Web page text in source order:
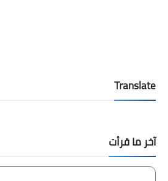
Translate
آخر ما قرأت